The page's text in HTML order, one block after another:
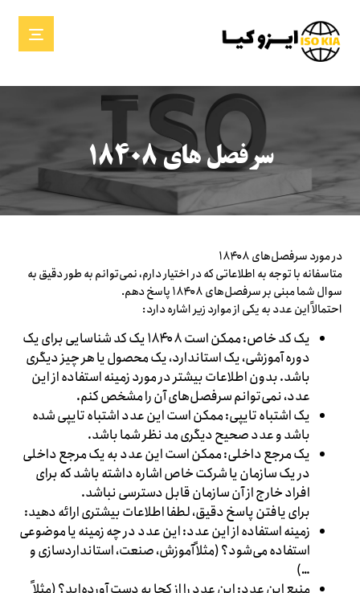
سرفصل های ۱۸۴۰۸
در مورد سرفصل‌های ۱۸۴۰۸
متاسفانه با توجه به اطلاعاتی که در اختیار دارم، نمی‌توانم به طور دقیق به
سوال شما مبنی بر سرفصل‌های ۱۸۴۰۸ پاسخ دهم.
احتمالاً این عدد به یکی از موارد زیر اشاره دارد:
یک کد خاص: ممکن است ۱۸۴۰۸ یک کد شناسایی برای یک
دوره آموزشی، یک استاندارد، یک محصول یا هر چیز دیگری
باشد. بدون اطلاعات بیشتر در مورد زمینه استفاده از این
عدد، نمی‌توانم سرفصل‌های آن را مشخص کنم.
یک اشتباه تایپی: ممکن است این عدد اشتباه تایپی شده
باشد و عدد صحیح دیگری مد نظر شما باشد.
یک مرجع داخلی: ممکن است این عدد به یک مرجع داخلی
در یک سازمان یا شرکت خاص اشاره داشته باشد که برای
افراد خارج از آن سازمان قابل دسترسی نباشد.
برای یافتن پاسخ دقیق، لطفا اطلاعات بیشتری ارائه دهید:
زمینه استفاده از این عدد: این عدد در چه زمینه یا موضوعی
استفاده می‌شود؟ (مثلاً آموزش، صنعت، استانداردسازی و
…)